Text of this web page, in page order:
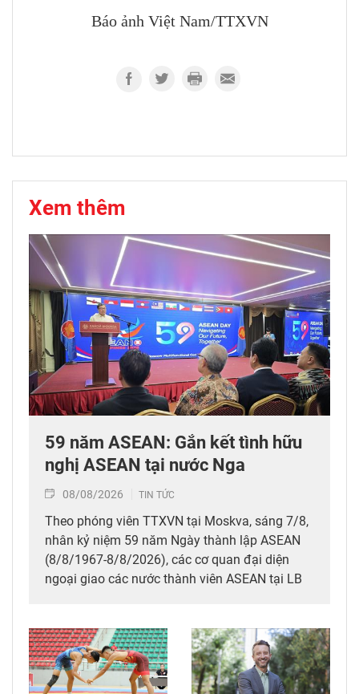
Báo ảnh Việt Nam/TTXVN
Xem thêm
59 năm ASEAN: Gắn kết tình hữu
nghị ASEAN tại nước Nga
08/08/2026 TIN TỨC
Theo phóng viên TTXVN tại Moskva, sáng 7/8,
nhân kỷ niệm 59 năm Ngày thành lập ASEAN
(8/8/1967-8/8/2026), các cơ quan đại diện
ngoại giao các nước thành viên ASEAN tại LB
chung tại nước Nga.